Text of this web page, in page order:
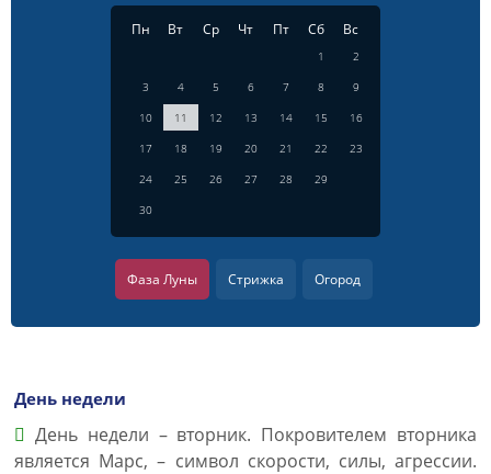
Пн Вт Ср Чт Пт Сб Вс
1
2
3
4 5 6 7 8
9
10
11 12 13 14 15
16
17
18 19 20 21 22
23
24
25 26 27 28
29
30
Фаза Луны Стрижка Огород
День недели
День недели – вторник. Покровителем вторника
является Марс, – символ скорости, силы, агрессии.